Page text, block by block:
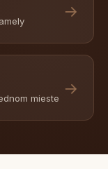
→
mieste
→